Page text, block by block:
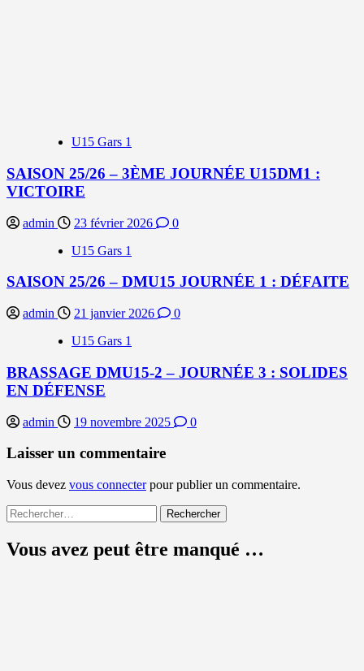
U15 Gars 1
SAISON 25/26 – 3ÈME JOURNÉE U15DM1 :
VICTOIRE
admin 23 février 2026
0
U15 Gars 1
SAISON 25/26 – DMU15 JOURNÉE 1 : DÉFAITE
admin 21 janvier 2026
0
U15 Gars 1
BRASSAGE DMU15-2 – JOURNÉE 3 : SOLIDES
EN DÉFENSE
admin 19 novembre 2025 0
Laisser un commentaire
Vous devez vous connecterpour publier un commentaire.
Rechercher :
Vous avez peut être manqué …